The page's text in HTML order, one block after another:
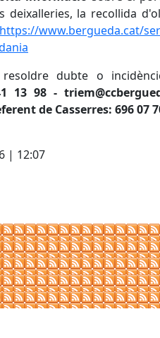
deixalleries, la recollida
dubte o
13 98 -
de Casserres: 696 07
| 12:07